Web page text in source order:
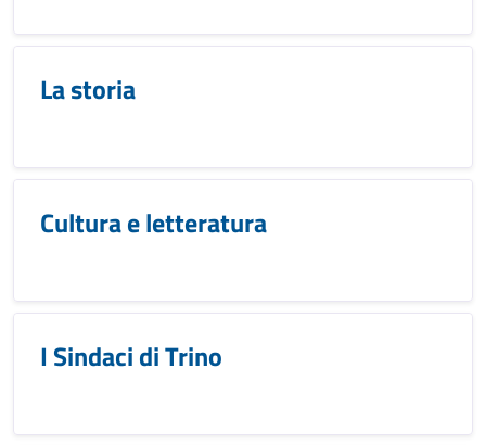
La storia
Cultura e letteratura
I Sindaci di Trino